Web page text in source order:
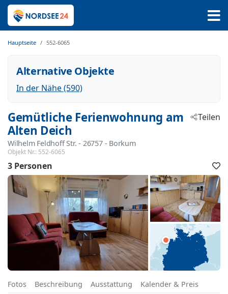
Hauptseite 552-6065
Alternative Objekte
In der Nähe (590)
Gemütliche Ferienwohnung am
Alten Deich
Wilhelm Feldhoff Str. - 26757 - Borkum
Objekt Nr.: 552-6065
Teilen
3 Personen
Fotos Beschreibung Ausstattung Kalender & Preis